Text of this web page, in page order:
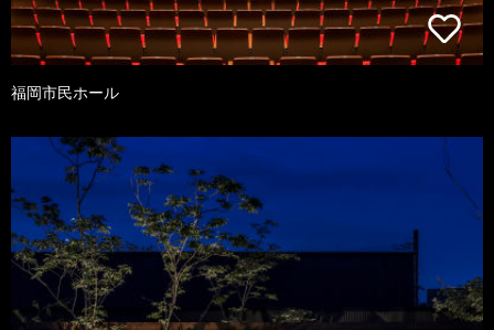
福岡市民ホール